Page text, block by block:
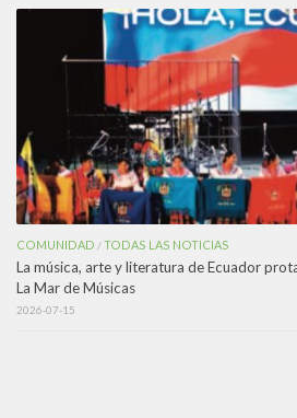
COMUNIDAD /TODAS LAS NOTICIAS
La música, arte y literatura de Ecuador
La Mar de Músicas
2026-07-15